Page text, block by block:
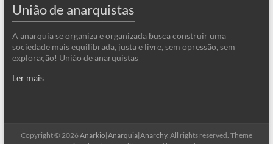
União de anarquistas
A anarquia se organiza e organizada busca construir uma
sociedade mais equilibrada, justa e livre, sem opressão, sem
exploração! União de anarquistas
Ler mais
Copyright © 2026Anarkio|Anarquia|Anarchy. All rights reserved. Theme